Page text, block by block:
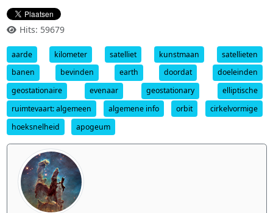
Hits: 59679
aarde kilometer satelliet kunstmaan
satellieten
banen
bevinden earth doordat
doeleinden
geostationaire
evenaar geostationary
elliptische
ruimtevaart: algemeen
algemene info orbit
cirkelvormige
hoeksnelheid
apogeum